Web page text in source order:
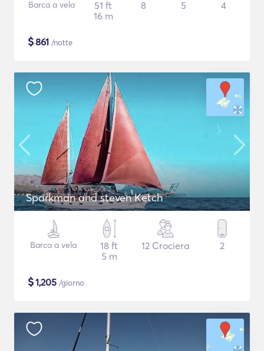
Barca a vela
51 ft
16 m
8 5 4
$861 /notte
Sparkman and steven Ketch
Barca a vela
18 ft
5 m
12 Crociera 2
$1,205 /giorno